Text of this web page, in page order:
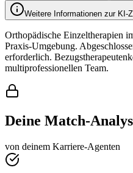
Weitere Informationen zur KI-
Orthopädische Einzeltherapien
Praxis-Umgebung.
erforderlich.
multiprofessionellen Team.
Deine Match-
von deinem Karriere-Agenten